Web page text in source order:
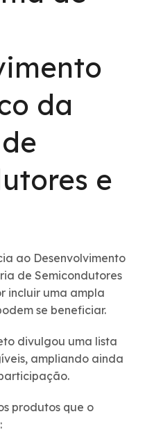
da
e
ao Desenvolvimento
de Semicondutores
incluir uma ampla
se beneficiar.
divulgou uma lista
ampliando ainda
produtos que o